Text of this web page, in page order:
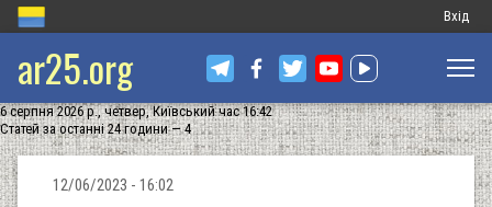
Меню
запису
Вхід
ar25.org
6 серпня 2026 р., четвер, Київський час 16:42
Статей за останні 24 години — 4
12/06/2023 - 16:02